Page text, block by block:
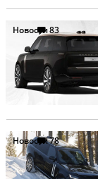
Новости83
Новости78